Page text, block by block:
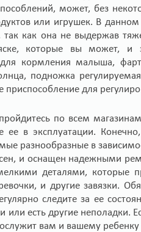
может, без
или игрушек. В
как она не выдержав
которые вы может, и
для кормления малыша,
подножка
приспособление для
по всем
ее в эксплуатации.
разнообразные в
и оснащен надежными
деталями, которые
и другие завязки.
следите за ее
или есть другие неполадки.
вам и вашему ребенку